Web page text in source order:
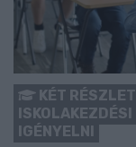
KÉT
ISKOLAKEZDÉSI
IGÉNYELNI